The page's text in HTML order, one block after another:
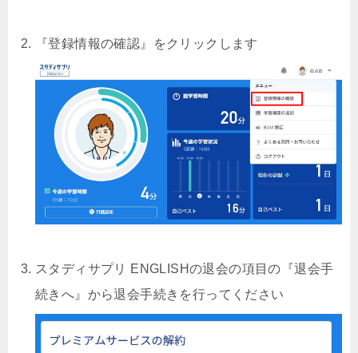
『登録情報の確認』をクリックします
スタディサプリ ENGLISHの退会の項目の『退会手
続きへ』から退会手続きを行ってください